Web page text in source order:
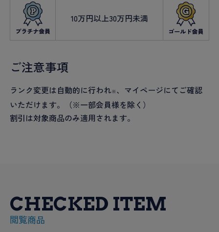
10万円以上30万円未満
ご注意事項
ランク変更は自動的に行われ※ 、マイページにてご確認
いただけます。（※一部会員様を除く）
割引は対象商品のみ適用されます。
CHECKED ITEM
閲覧商品